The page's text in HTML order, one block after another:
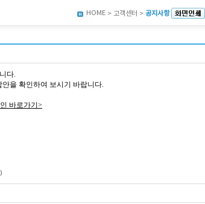
HOME > 고객센터 > 공지사항
다.
을 확인하여 보시기 바랍니다.
바로가기>